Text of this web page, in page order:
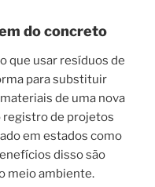
do concreto
que usar resíduos de
para substituir
de uma nova
registro de projetos
em estados como
disso são
meio ambiente.